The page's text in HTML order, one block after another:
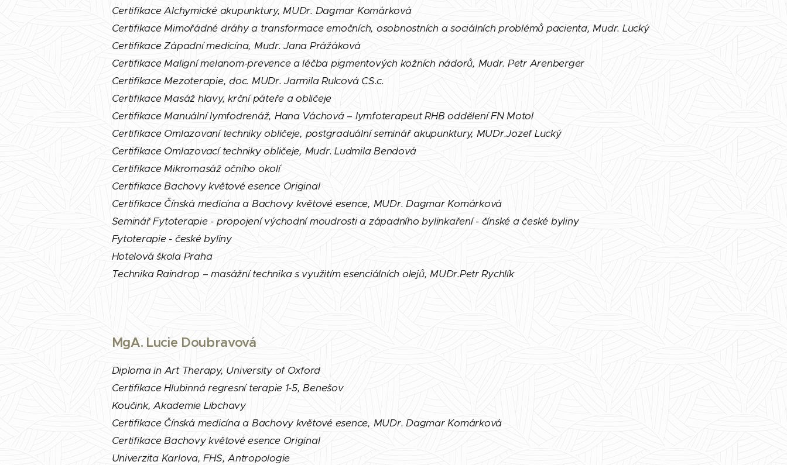
Certifikace Alchymické akupunktury, MUDr. Dagmar Komárková
Certifikace Mimořádné dráhy a transformace emočních, osobnostních a sociálních problémů pacienta, Mudr. Lucký
Certifikace Západní medicína, Mudr. Jana Prážáková
Certifikace Maligní melanom-prevence a léčba pigmentových kožních nádorů, Mudr. Petr Arenberger
Certifikace Mezoterapie, doc. MUDr. Jarmila Rulcová CS.c.
Certifikace Masáž hlavy, krční páteře a obličeje
Certifikace Manuální lymfodrenáž, Hana Váchová – lymfoterapeut RHB oddělení FN Motol
Certifikace Omlazovaní techniky obličeje, postgraduální seminář akupunktury, MUDr.Jozef Lucký
Certifikace Omlazovací techniky obličeje, Mudr. Ludmila Bendová
Certifikace Mikromasáž očního okolí
Certifikace Bachovy květové esence Original
Certifikace Čínská medicína a Bachovy květové esence, MUDr. Dagmar Komárková
Seminář Fytoterapie - propojení východní moudrosti a západního bylinkaření - čínské a české byliny
Fytoterapie - české byliny
Hotelová škola Praha
Technika Raindrop – masážní technika s využitím esenciálních olejů, MUDr.Petr Rychlík
MgA. Lucie Doubravová
Diploma in Art Therapy, University of Oxford
Certifikace Hlubinná regresní terapie 1-5, Benešov
Koučink, Akademie Libchavy
Certifikace Čínská medicína a Bachovy květové esence, MUDr. Dagmar Komárková
Certifikace Bachovy květové esence Original
Univerzita Karlova, FHS, Antropologie